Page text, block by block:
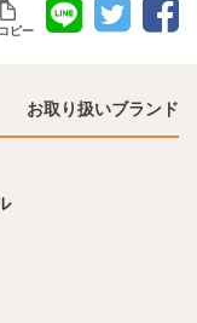
ピー
お取り扱いブランド